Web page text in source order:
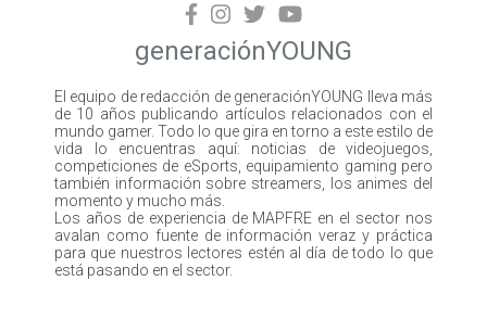
generaciónYOUNG
El equipo de redacción de generaciónYOUNG lleva más
de 10 años publicando artículos relacionados con el
mundo gamer. Todo lo que gira en torno a este estilo de
vida lo encuentras aquí: noticias de videojuegos,
competiciones de eSports, equipamiento gaming pero
también información sobre streamers, los animes del
momento y mucho más.
Los años de experiencia de MAPFRE en el sector nos
avalan como fuente de información veraz y práctica
para que nuestros lectores estén al día de todo lo que
está pasando en el sector.